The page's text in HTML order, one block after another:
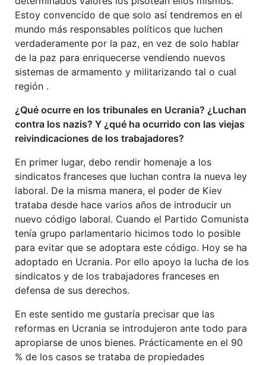
Estoy convencido de que solo así tendremos en el
mundo más responsables políticos que luchen
verdaderamente por la paz, en vez de solo hablar
de la paz para enriquecerse vendiendo nuevos
sistemas de armamento y militarizando tal o cual
región .
¿Qué ocurre en los tribunales en Ucrania? ¿Luchan
contra los nazis? Y ¿qué ha ocurrido con las viejas
reivindicaciones de los trabajadores?
En primer lugar, debo rendir homenaje a los
sindicatos franceses que luchan contra la nueva ley
laboral. De la misma manera, el poder de Kiev
trataba desde hace varios años de introducir un
nuevo código laboral. Cuando el Partido Comunista
tenía grupo parlamentario hicimos todo lo posible
para evitar que se adoptara este código. Hoy se ha
adoptado en Ucrania. Por ello apoyo la lucha de los
sindicatos y de los trabajadores franceses en
defensa de sus derechos.
En este sentido me gustaría precisar que las
reformas en Ucrania se introdujeron ante todo para
apropiarse de unos bienes. Prácticamente en el 90
% de los casos se trataba de propiedades